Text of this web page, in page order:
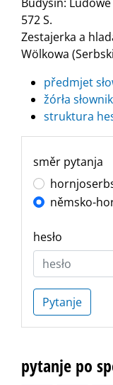
572 S.
Zestajerka a
Wölkowa
předmjet
žórła
struktura
směr pytanja
němsko-
hesło
Pytanje
pytanje po